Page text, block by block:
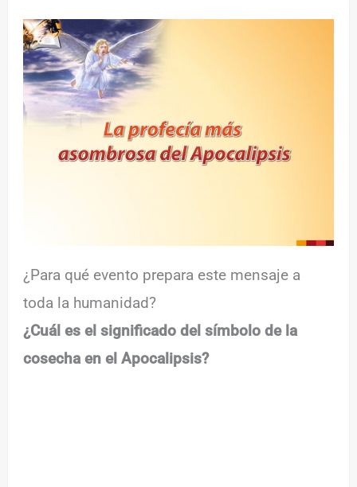
¿Para qué evento prepara este mensaje a
toda la humanidad?
¿Cuál es el significado del símbolo de la
cosecha en el Apocalipsis?